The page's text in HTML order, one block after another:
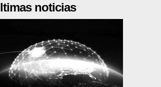
noticias